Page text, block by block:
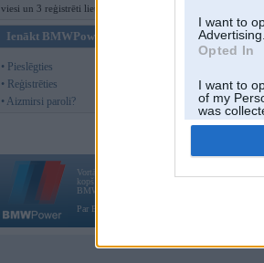
I want to
Advertising.
Opted In
I want to
of my
was
Opted
viesi un 3 reģistrēti lietotāji.
Ienākt BMWPower
• Pieslēgties
• Reģistrēties
• Aizmirsi paroli?
Vortāls BMWPower.lv darbojas
kopš 2002. gada 14. maija. Tas nav auto klubs un
BMW AG.
Par BMWPower